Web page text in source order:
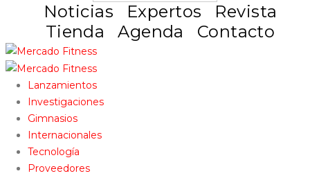
Noticias Expertos
Revista
Tienda
Agenda Contacto
Lanzamientos
Investigaciones
Gimnasios
Internacionales
Tecnología
Proveedores